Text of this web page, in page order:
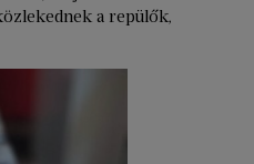
a repülők,